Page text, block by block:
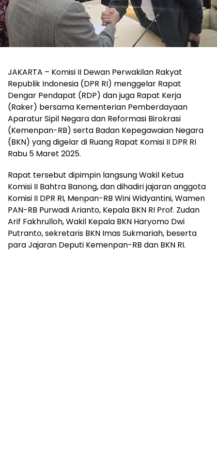
JAKARTA – Komisi II Dewan Perwakilan Rakyat
Republik Indonesia (DPR RI) menggelar Rapat
Dengar Pendapat (RDP) dan juga Rapat Kerja
(Raker) bersama Kementerian Pemberdayaan
Aparatur Sipil Negara dan Reformasi Birokrasi
(Kemenpan-RB) serta Badan Kepegawaian Negara
(BKN) yang digelar di Ruang Rapat Komisi II DPR RI
Rabu 5 Maret 2025.
Rapat tersebut dipimpin langsung Wakil Ketua
Komisi II Bahtra Banong, dan dihadiri jajaran anggota
Komisi II DPR RI, Menpan-RB Wini Widyantini, Wamen
PAN-RB Purwadi Arianto, Kepala BKN RI Prof. Zudan
Arif Fakhrulloh, Wakil Kepala BKN Haryomo Dwi
Putranto, sekretaris BKN Imas Sukmariah, beserta
para Jajaran Deputi Kemenpan-RB dan BKN RI.